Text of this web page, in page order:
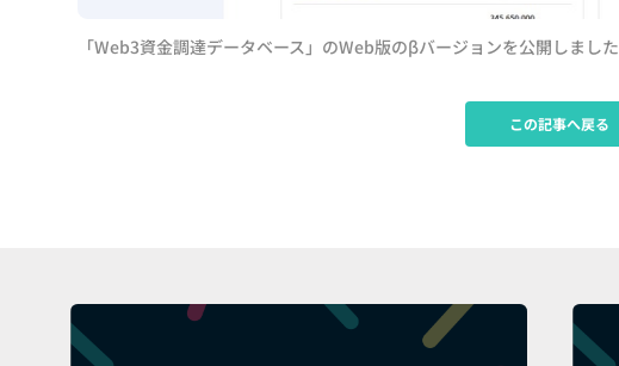
「Web3資金調達データベース」のWeb版のβバージョンを公開しました
この記事へ戻る